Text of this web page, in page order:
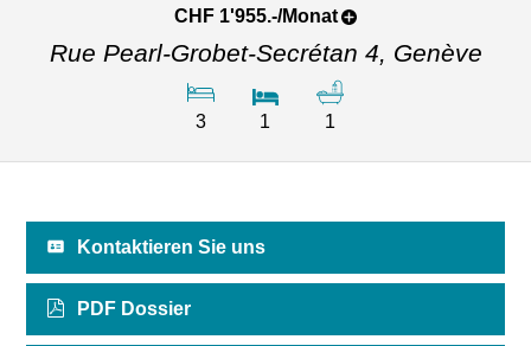
CHF 1'955.-/Monat
Rue Pearl-Grobet-Secrétan 4, Genève
3 1 1
Kontaktieren Sie uns
PDF Dossier